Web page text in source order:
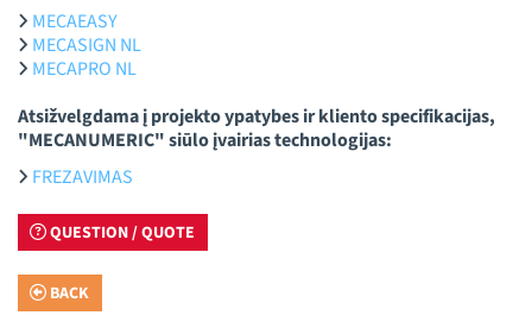
MECAEASY
MECASIGN NL
MECAPRO NL
Atsižvelgdama į projekto ypatybes ir kliento specifikacijas,
"MECANUMERIC" siūlo įvairias technologijas:
FREZAVIMAS
QUESTION / QUOTE
BACK